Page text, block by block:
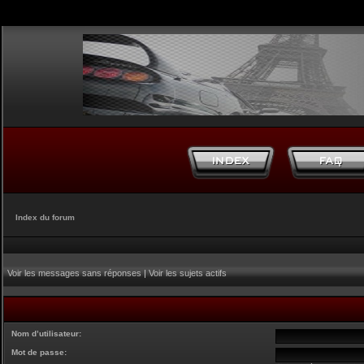
Index du forum
Voir les messages sans réponses|Voir les sujets actifs
Nom d’utilisateur:
Mot de passe: